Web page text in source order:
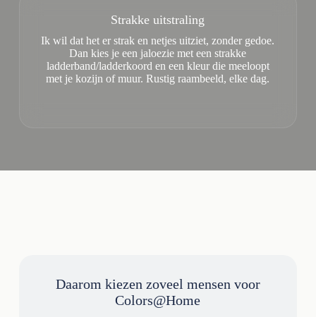
Strakke uitstraling
Ik wil dat het er strak en netjes uitziet, zonder gedoe.
Dan kies je een jaloezie met een strakke
ladderband/ladderkoord en een kleur die meeloopt
met je kozijn of muur. Rustig raambeeld, elke dag.
Daarom kiezen zoveel mensen voor
Colors@Home